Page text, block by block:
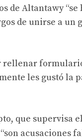
de Altantawy
de unirse a
les gustó la
que supervisa
acusaciones